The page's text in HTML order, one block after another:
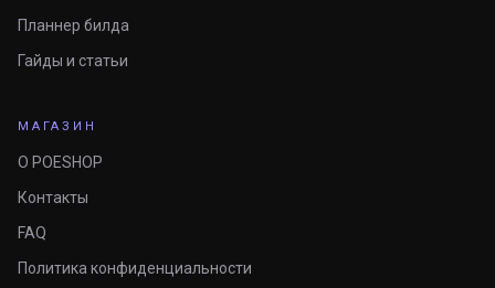
Планнер билда
Гайды и статьи
МАГАЗИН
О POESHOP
Контакты
FAQ
Политика конфиденциальности